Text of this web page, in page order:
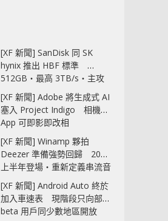
[XF 新聞] SanDisk 同 SK
hynix 推出 HBF 標準
512GB‧最高 3TB/s‧主攻
AI 記憶體
[XF 新聞] Adobe 將生成式 AI
塞入 Project Indigo 相機
App 可即影即改相
[XF 新聞] Winamp 夥拍
Deezer 準備強勢回歸 2027
上半年登場‧重新定義串流音
樂播放器
[XF 新聞] Android Auto 終於
加入車速表 現階段只向部分
beta 用戶同少數地區開放